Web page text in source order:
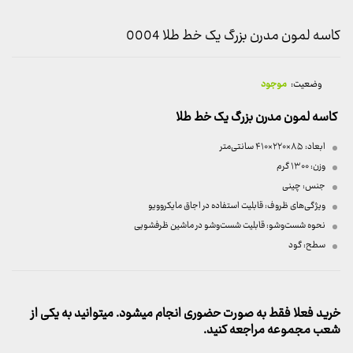
کاسه لمون مدرن بزرگ یک خط طلا 0004
وضعیت: موجود
کاسه لمون مدرن بزرگ یک خط طلا
ابعاد: ۸۵×۲۲۰×۴۱۰ سانتی‌متر
وزن: ۱۳۰۰ گرم
جنس: چینی
ویژگی‌های ظروف: قابلیت استفاده در اجاق مایکروویو
نحوه شست‌وشو: قابلیت شست‌وشو در ماشین ظرفشویی
سطح: گود
خرید فعلا فقط به صورت حضوری انجام میشود. میتوانید به یکی از
شعب مجموعه مراجعه کنید.